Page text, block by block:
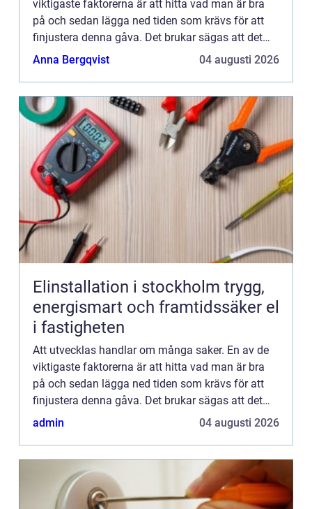
viktigaste faktorerna är att hitta vad man är bra
på och sedan lägga ned tiden som krävs för att
finjustera denna gåva. Det brukar sägas att det
krävs 10 000 timmar för att verkligen lära sig en
Anna Bergqvist 04 augusti 2026
Elinstallation i stockholm trygg,
energismart och framtidssäker el
i fastigheten
Att utvecklas handlar om många saker. En av de
viktigaste faktorerna är att hitta vad man är bra
på och sedan lägga ned tiden som krävs för att
finjustera denna gåva. Det brukar sägas att det
krävs 10 000 timmar för att verkligen lära sig en
admin 04 augusti 2026